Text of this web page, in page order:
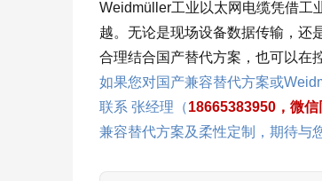
Weidmüller工业以太网电缆凭借工
越。无论是现场设备数据传输，还
合理结合国产替代方案，也可以在
如果您对国产兼容替代方案或
联系 张经理（18665383950，微信
兼容替代方案及柔性定制，期待与